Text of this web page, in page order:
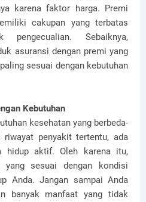
karena faktor harga. Premi
cakupan yang terbatas
Sebaiknya,
asuransi dengan premi yang
sesuai dengan kebutuhan
Kebutuhan
kesehatan yang berbeda-
penyakit tertentu, ada
hidup aktif. Oleh karena itu,
sesuai dengan kondisi
Anda. Jangan sampai Anda
banyak manfaat yang tidak